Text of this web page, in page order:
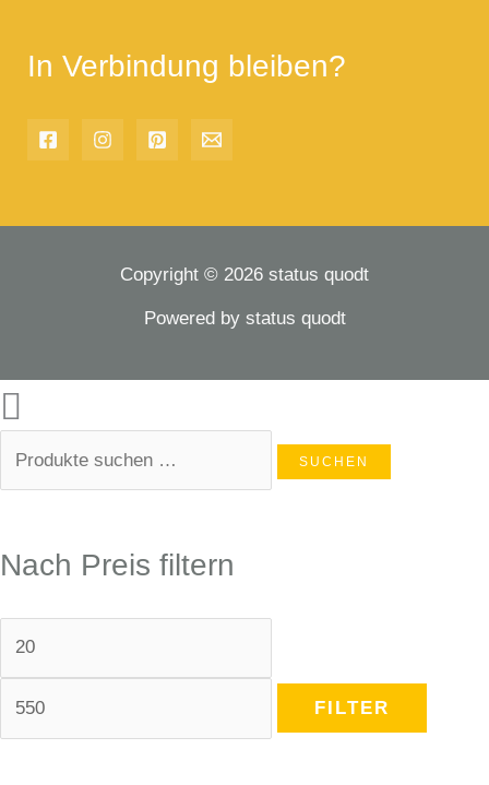
In Verbindung bleiben?
Copyright © 2026 status quodt
Powered by status quodt
SUCHEN
Nach Preis filtern
FILTER